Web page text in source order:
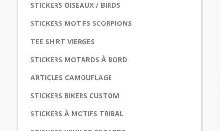
STICKERS OISEAUX / BIRDS
STICKERS MOTIFS SCORPIONS
TEE SHIRT VIERGES
STICKERS MOTARDS À BORD
ARTICLES CAMOUFLAGE
STICKERS BIKERS CUSTOM
STICKERS À MOTIFS TRIBAL